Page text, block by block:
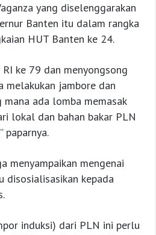
yang diselenggarakan
Banten itu dalam rangka
HUT Banten ke 24.
ke 79 dan menyongsong
melakukan jambore dan
ada lomba memasak
lokal dan bahan bakar PLN
paparnya.
menyampaikan mengenai
disosialisasikan kepada
induksi) dari PLN ini perlu